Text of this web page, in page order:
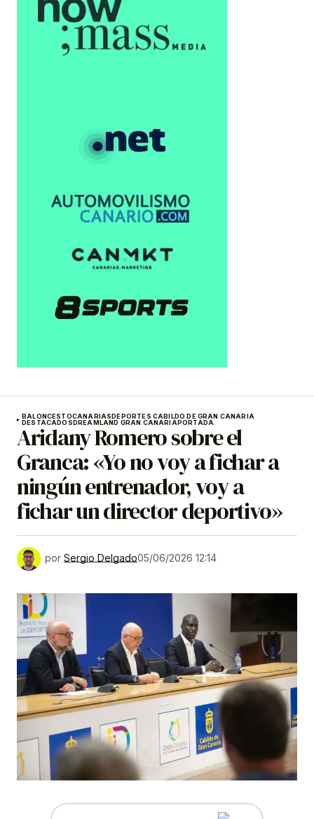
BALONCESTOCANARIASDEPORTES CABILDO DE GRAN CANARIA
DESTACADOSDREAMLAND GRAN CANARIAPORTADA
Aridany Romero sobre el
Granca: «Yo no voy a fichar a
ningún entrenador, voy a
fichar un director deportivo»
por Sergio Delgado05/06/2026 12:14